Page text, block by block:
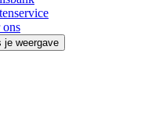
je weergave